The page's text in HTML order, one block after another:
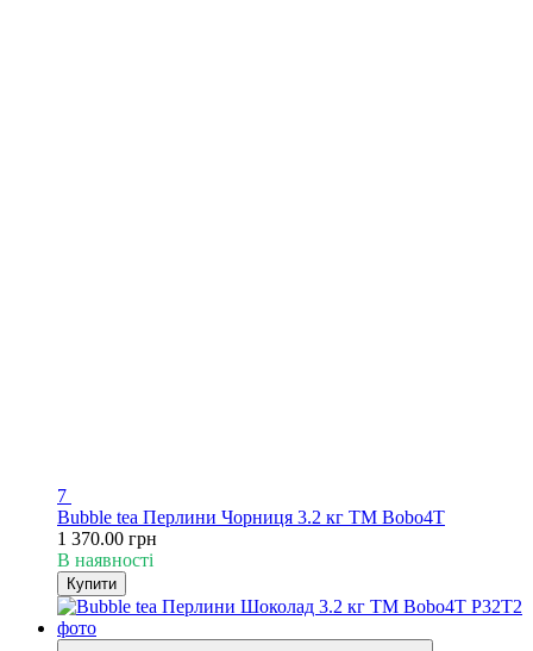
7
Bubble tea Перлини Чорниця 3.2 кг TM Bobo4T
1 370.00 грн
В наявності
Купити